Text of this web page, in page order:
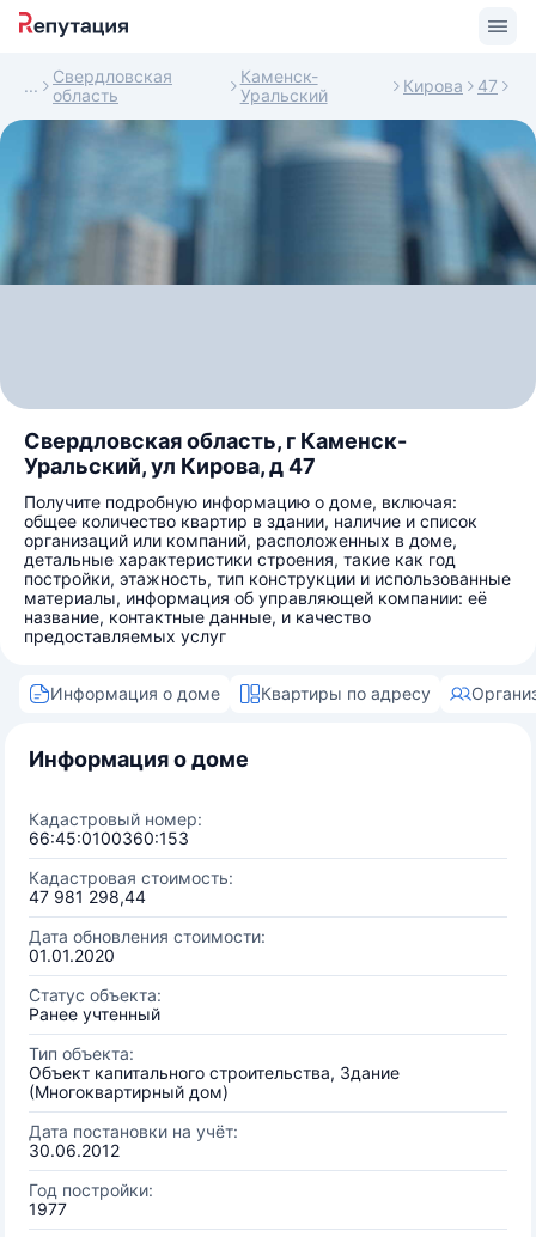
Свердловская
область
Каменск-
Уральский
Кирова 47
Свердловская область, г Каменск-
Уральский, ул Кирова, д 47
Получите подробную информацию о доме, включая:
общее количество квартир в здании, наличие и список
организаций или компаний, расположенных в доме,
детальные характеристики строения, такие как год
постройки, этажность, тип конструкции и использованные
материалы, информация об управляющей компании: её
название, контактные данные, и качество
предоставляемых услуг
Информация о доме Квартиры по адресу
Информация о доме
Кадастровый номер:
66:45:0100360:153
Кадастровая стоимость:
47 981 298,44
Дата обновления стоимости:
01.01.2020
Статус объекта:
Ранее учтенный
Тип объекта:
Объект капитального строительства, Здание
(Многоквартирный дом)
Дата постановки на учёт:
30.06.2012
Год постройки:
1977